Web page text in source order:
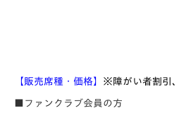
【販売席種・価格】 ※障がい者割引
■ファンクラブ会員の方